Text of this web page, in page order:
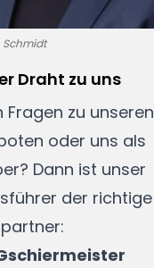
Draht zu uns
Fragen zu unseren
oder uns als
Dann ist unser
der richtige
Schmidt